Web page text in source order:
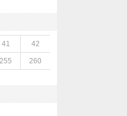
41 42
255 260